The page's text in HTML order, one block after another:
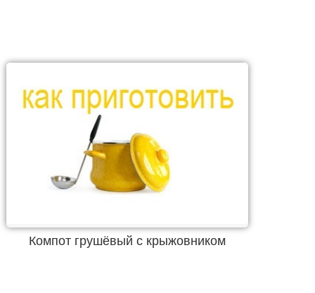
Компот грушёвый с крыжовником